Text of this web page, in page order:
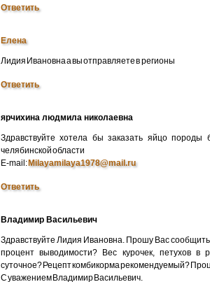
Ответить
Елена
Лидия Ивановна а вы отправляете в регионы
Ответить
ярчихина людмила николаевна
Здравствуйте хотела бы заказать яйцо
челябинской области
E-mail:Milayamilaya1978@mail.ru
Ответить
Владимир Васильевич
Здравствуйте Лидия Ивановна. Прошу Вас
процент выводимости? Вес курочек, петухов в
суточное? Рецепт комбикорма рекомендуемый?
С уважением Владимир Васильевич.